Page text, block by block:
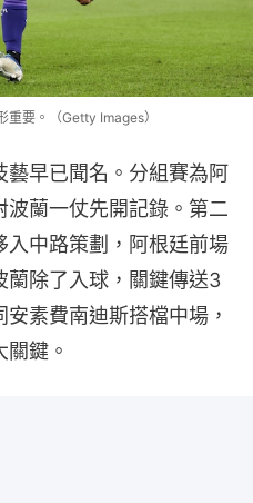
要。（Getty Images）
藝早已聞名。分組賽為阿
蘭一仗先開記錄。第二
中路策劃，阿根廷前場
蘭除了入球，關鍵傳送3
素費南迪斯搭檔中場，
鍵。